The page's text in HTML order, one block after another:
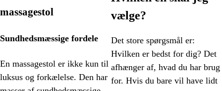
massagestol
Sundhedsmæssige fordele
En massagestol er ikke kun til
luksus og forkælelse. Den har
vælge?
Det store spørgsmål er:
Hvilken er bedst for dig? Det
afhænger af, hvad du har brug
for. Hvis du bare vil have lidt